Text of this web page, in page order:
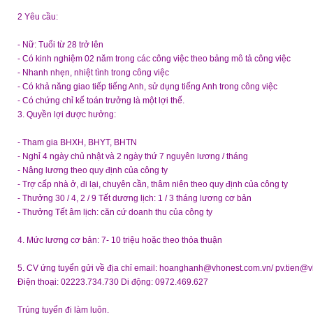
2 Yêu cầu:
- Nữ: Tuổi từ 28 trở lên
- Có kinh nghiệm 02 năm trong các công việc theo bảng mô tả công việc
- Nhanh nhẹn, nhiệt tình trong công việc
- Có khả năng giao tiếp tiếng Anh, sử dụng tiếng Anh trong công việc
- Có chứng chỉ kế toán trưởng là một lợi thế.
3. Quyền lợi được hưởng:
- Tham gia BHXH, BHYT, BHTN
- Nghỉ 4 ngày chủ nhật và 2 ngày thứ 7 nguyên lương / tháng
- Nâng lương theo quy định của công ty
- Trợ cấp nhà ở, đi lại, chuyên cần, thâm niên theo quy định của công ty
- Thưởng 30 / 4, 2 / 9 Tết dương lịch: 1 / 3 tháng lương cơ bản
- Thưởng Tết âm lịch: căn cứ doanh thu của công ty
4. Mức lương cơ bản: 7- 10 triệu hoặc theo thỏa thuận
5. CV ứng tuyển gửi về địa chỉ email: hoanghanh@vhonest.com.vn/
Điện thoại: 02223.734.730 Di động: 0972.469.627
Trúng tuyển đi làm luôn.